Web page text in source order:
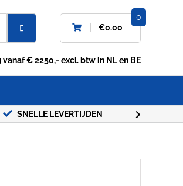
€0.00
0
vanaf € 2250,- excl. btw in NL en BE
SNELLE LEVERTIJDEN